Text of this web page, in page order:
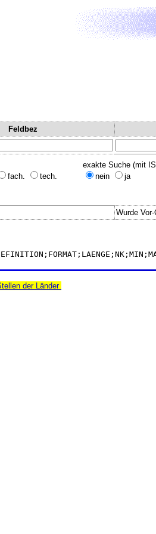
Feldbez
fach. tech.
exakte Suche (mit
nein
ja
Wurde
der Länder